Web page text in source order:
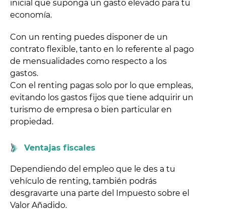
inicial que suponga un gasto elevado para tu
economía.
Con un renting puedes disponer de un
contrato flexible, tanto en lo referente al pago
de mensualidades como respecto a los
gastos.
Con el renting pagas solo por lo que empleas,
evitando los gastos fijos que tiene adquirir un
turismo de empresa o bien particular en
propiedad.
Ventajas fiscales
Dependiendo del empleo que le des a tu
vehículo de renting, también podrás
desgravarte una parte del Impuesto sobre el
Valor Añadido.